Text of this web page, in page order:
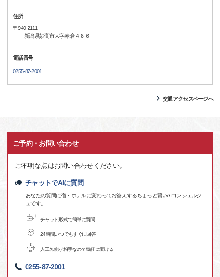
住所
〒949-2111
新潟県妙高市大字赤倉４８６
電話番号
0255-87-2001
交通アクセスページへ
ご予約・お問い合わせ
ご不明な点はお問い合わせください。
チャットでAIに質問
あなたの質問に宿・ホテルに変わってお答えするちょっと賢いAIコンシェルジ
ュです。
チャット形式で簡単に質問
24時間いつでもすぐに回答
人工知能が相手なので気軽に聞ける
0255-87-2001